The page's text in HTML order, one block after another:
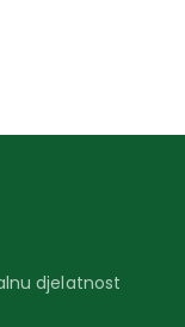
djelatnost